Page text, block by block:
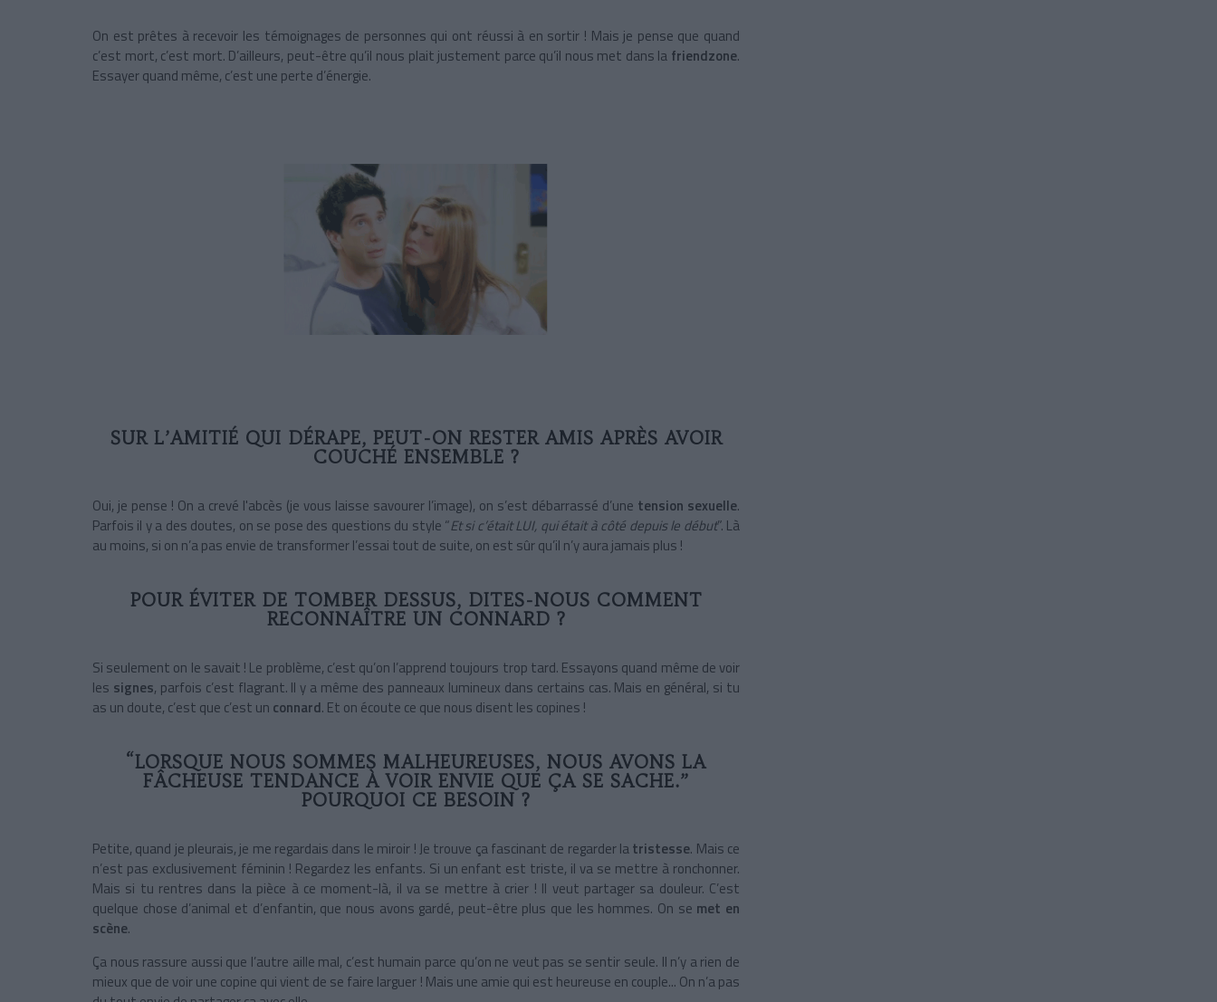
On est prêtes à recevoir les témoignages de personnes qui ont réussi à en sortir ! Mais je pense que quand
c’est mort, c’est mort. D’ailleurs, peut-être qu’il nous plait justement parce qu’il nous met dans la friendzone.
Essayer quand même, c’est une perte d’énergie.
SUR L’AMITIÉ QUI DÉRAPE, PEUT-ON RESTER AMIS APRÈS AVOIR
COUCHÉ ENSEMBLE ?
Oui, je pense ! On a crevé l'abcès (je vous laisse savourer l’image), on s’est débarrassé d’une tension sexuelle.
Parfois il y a des doutes, on se pose des questions du style “Et si c’était LUI, qui était à côté depuis le début”. Là
au moins, si on n’a pas envie de transformer l’essai tout de suite, on est sûr qu’il n’y aura jamais plus !
POUR ÉVITER DE TOMBER DESSUS, DITES-NOUS COMMENT
RECONNAÎTRE UN CONNARD ?
Si seulement on le savait ! Le problème, c’est qu’on l’apprend toujours trop tard. Essayons quand même de voir
les signes, parfois c’est flagrant. Il y a même des panneaux lumineux dans certains cas. Mais en général, si tu
as un doute, c’est que c’est un connard. Et on écoute ce que nous disent les copines !
“LORSQUE NOUS SOMMES MALHEUREUSES, NOUS AVONS LA
FÂCHEUSE TENDANCE À VOIR ENVIE QUE ÇA SE SACHE.”
POURQUOI CE BESOIN ?
Petite, quand je pleurais, je me regardais dans le miroir ! Je trouve ça fascinant de regarder latristesse. Mais ce
n’est pas exclusivement féminin ! Regardez les enfants. Si un enfant est triste, il va se mettre à ronchonner.
Mais si tu rentres dans la pièce à ce moment-là, il va se mettre à crier ! Il veut partager sa douleur. C’est
quelque chose d’animal et d’enfantin, que nous avons gardé, peut-être plus que les hommes. On se met en
scène.
Ça nous rassure aussi que l’autre aille mal, c’est humain parce qu’on ne veut pas se sentir seule. Il n’y a rien de
mieux que de voir une copine qui vient de se faire larguer ! Mais une amie qui est heureuse en couple... On n’a pas